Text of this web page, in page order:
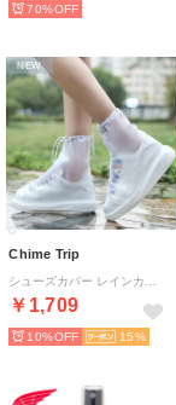
70%
Chime Trip
￥1,709
NEW
10% 15